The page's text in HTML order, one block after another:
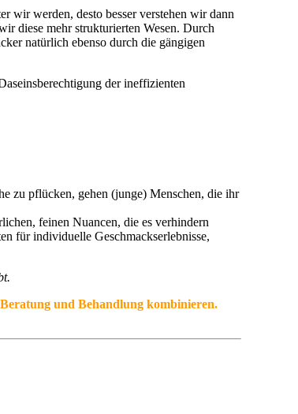
wir werden, desto besser verstehen wir dann
diese mehr strukturierten Wesen. Durch
natürlich ebenso durch die gängigen
der ineffizienten
zu pflücken, gehen (junge) Menschen, die ihr
feinen Nuancen, die es verhindern
für individuelle Geschmackserlebnisse,
und Behandlung kombinieren.